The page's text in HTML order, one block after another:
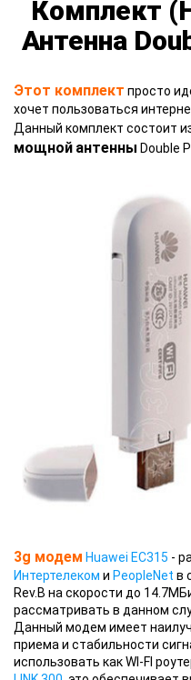
Комплект
Антенна
Этот комплект просто
хочет пользоваться
Данный комплект состоит
мощной антенны Double
3g модем Huawei EC315 -
Интертелеком и PeopleNet в
Rev.B на скорости до
рассматривать в данном
Данный модем имеет
приема и стабильности
использовать как WI-FI